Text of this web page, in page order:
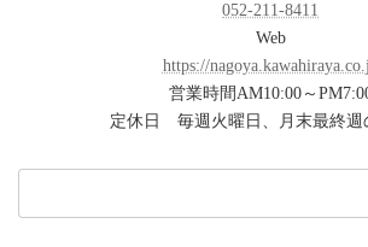
052-211-8411
Web
https://
営業時間AM10:00～
定休日 毎週火曜日、月末最終週